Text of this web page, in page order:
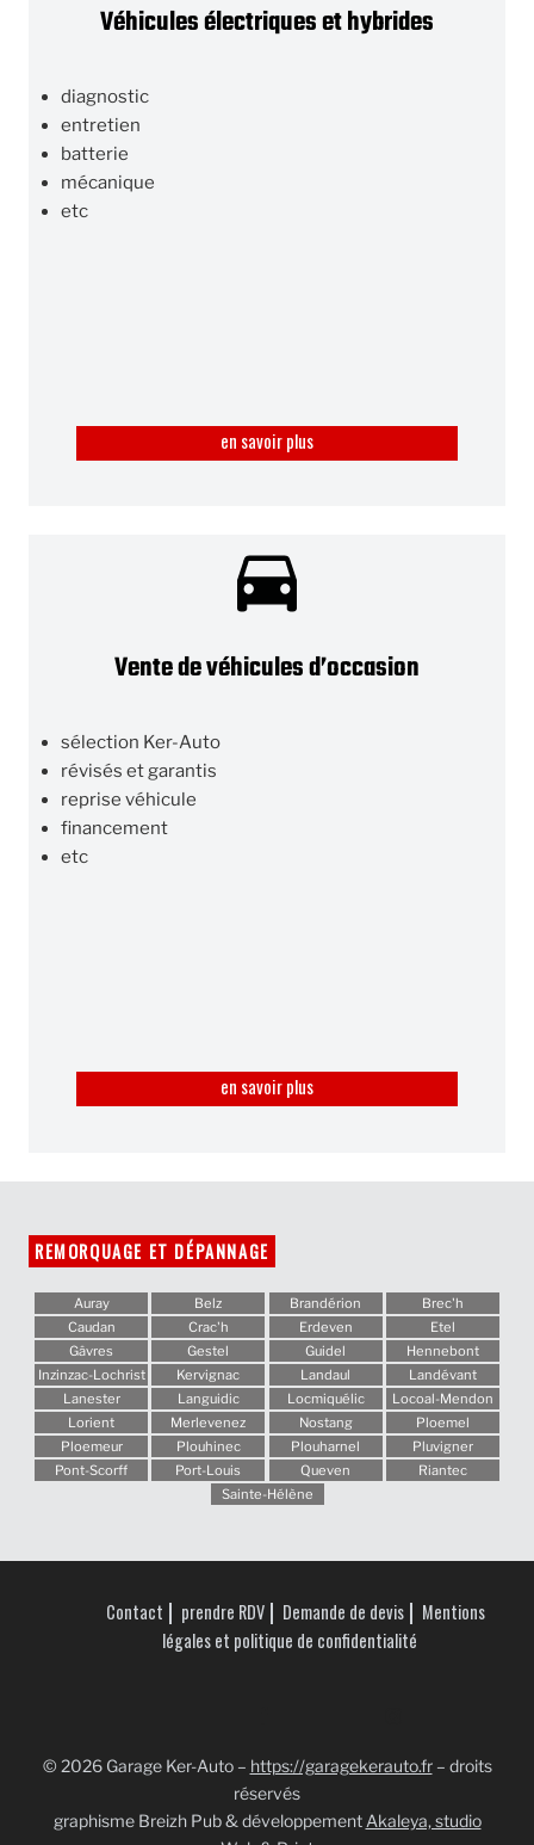
Véhicules électriques et hybrides
diagnostic
entretien
batterie
mécanique
etc
en savoir plus
Vente de véhicules d’occasion
sélection Ker-Auto
révisés et garantis
reprise véhicule
financement
etc
en savoir plus
REMORQUAGE ET DÉPANNAGE
Auray Belz Brandérion
Brec'h
Caudan
Crac'h Erdeven
Etel
Gâvres
Gestel Guidel
Hennebont
Inzinzac-Lochrist
Kervignac Landaul
Landévant
Lanester
Languidic Locmiquélic
Locoal-Mendon
Lorient
Merlevenez Nostang
Ploemel
Ploemeur
Plouhinec Plouharnel
Pluvigner
Pont-Scorff
Port-Louis Queven
Riantec
Sainte-Hélène
Contact prendre RDV Demande de devis
Mentions
légales et politique de confidentialité
© 2026 Garage Ker-Auto – https://garagekerauto.fr– droits
réservés
graphisme Breizh Pub & développement Akaleya, studio